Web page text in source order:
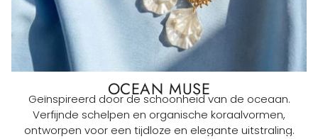
OCEAN MUSE
Geïnspireerd door de schoonheid van de oceaan.
Verfijnde schelpen en organische koraalvormen,
ontworpen voor een tijdloze en elegante uitstraling.